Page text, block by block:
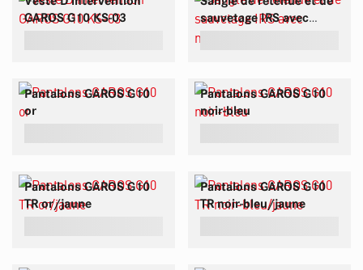
GAROS G10 KS-03
sauvetage IRS avec
mousqueton
Pantalons GAROS G10
or
Pantalons GAROS G10
noir-bleu
Pantalons GAROS G10
TR or/jaune
Pantalons GAROS G10
TR noir-bleu/jaune